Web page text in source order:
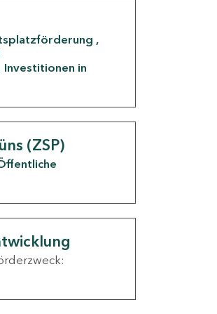
Investitionen in
(ZSP)